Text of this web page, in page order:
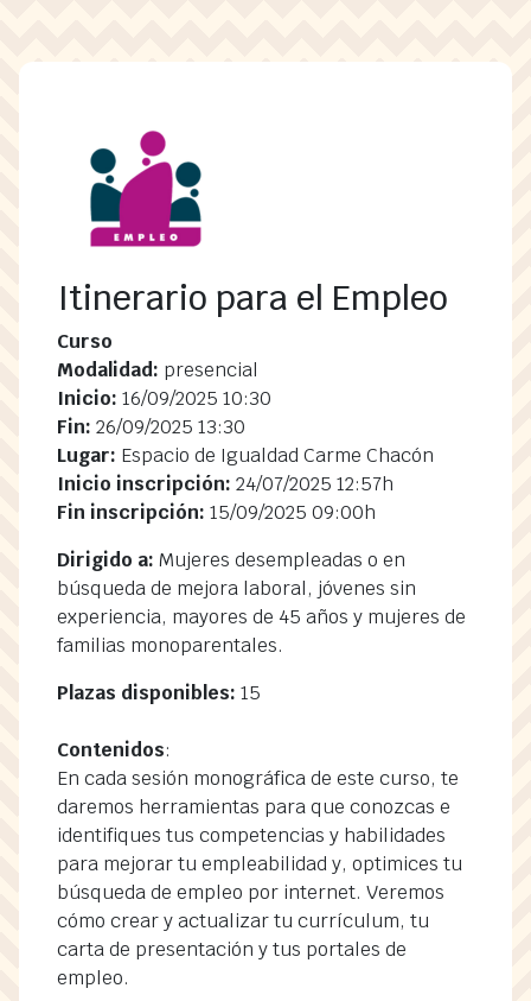
Itinerario para el Empleo
Curso
Modalidad: presencial
Inicio: 16/09/2025 10:30
Fin: 26/09/2025 13:30
Lugar: Espacio de Igualdad Carme Chacón
Inicio inscripción: 24/07/2025 12:57h
Fin inscripción: 15/09/2025 09:00h
Dirigido a: Mujeres desempleadas o en
búsqueda de mejora laboral, jóvenes sin
experiencia, mayores de 45 años y mujeres de
familias monoparentales.
Plazas disponibles: 15
Contenidos:
En cada sesión monográfica de este curso, te
daremos herramientas para que conozcas e
identifiques tus competencias y habilidades
para mejorar tu empleabilidad y, optimices tu
búsqueda de empleo por internet. Veremos
cómo crear y actualizar tu currículum, tu
carta de presentación y tus portales de
empleo.